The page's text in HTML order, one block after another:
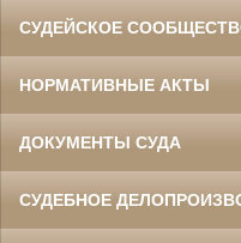
СУДЕЙСКОЕ
НОРМАТИВНЫЕ АКТЫ
ДОКУМЕНТЫ СУДА
СУДЕБНОЕ